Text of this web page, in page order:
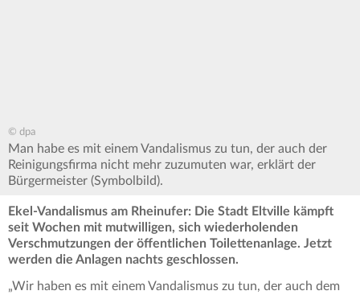
© dpa
Man habe es mit einem Vandalismus zu tun, der auch der
Reinigungsfirma nicht mehr zuzumuten war, erklärt der
Bürgermeister (Symbolbild).
Ekel-Vandalismus am Rheinufer: Die Stadt Eltville kämpft
seit Wochen mit mutwilligen, sich wiederholenden
Verschmutzungen der öffentlichen Toilettenanlage. Jetzt
werden die Anlagen nachts geschlossen.
„Wir haben es mit einem Vandalismus zu tun, der auch dem